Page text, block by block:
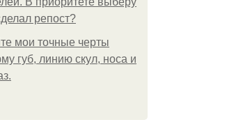
репост?
мои точные черты
губ, линию скул, носа и